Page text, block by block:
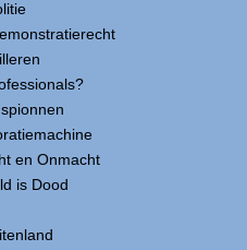
en Onmacht
is Dood